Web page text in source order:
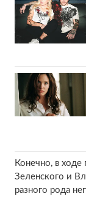
Конечно, в
Зеленского и
разного рода